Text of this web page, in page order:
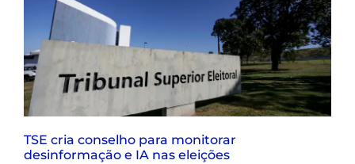
TSE cria conselho para monitorar
desinformação e IA nas eleições